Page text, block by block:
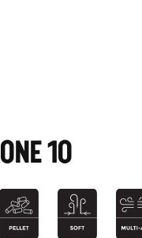
ONE 10